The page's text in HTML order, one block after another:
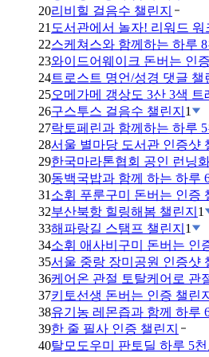
20리비힐 걸음수 챌린지
21 도서관에서 놀자! 리워드 워
22스케쳐스와 함께하는 하루 8
23와이드어웨이크 돈버는 인
24트로스트 명언/성경 댓글 챌
25오메가메 갱상도 3산 3색 트
26구스투스 걸음수 챌린지 1
27락토페린과 함께하는 하루
28서울 별마당 도서관 인증샷
29한국마라톤협회 공인 런닝
30동백국밥과 함께 하는 하루
31 소휘 푸룬구미 돈버는 인증
32부산북항 힐링해봄 챌린지 1
33해파랑길 스탬프 챌린지 1
34소휘 애사비구미 돈버는 인
35서울 중랑 장미공원 인증샷
36케어온 관절 토탈케어로 관
37키토선생 돈버는 인증 챌린지
38유기농 레몬즙과 함께 하루
39한 줄 필사 인증 챌린지
40탈모도우미 판토딜 하루 5